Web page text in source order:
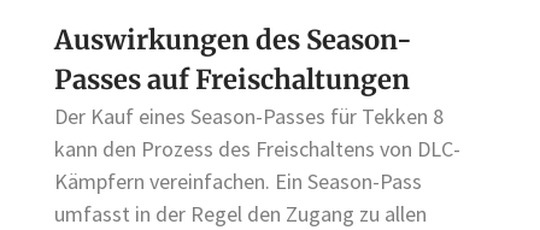
Auswirkungen des Season-
Passes auf Freischaltungen
Der Kauf eines Season-Passes für Tekken 8
kann den Prozess des Freischaltens von DLC-
Kämpfern vereinfachen. Ein Season-Pass
umfasst in der Regel den Zugang zu allen